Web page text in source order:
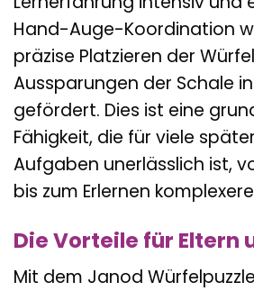
Hand-Auge-Koordination
präzise Platzieren der
Aussparungen der Schale
gefördert. Dies ist eine
Fähigkeit, die für viele
Aufgaben unerlässlich ist,
bis zum Erlernen
Die Vorteile für Eltern
Mit dem Janod